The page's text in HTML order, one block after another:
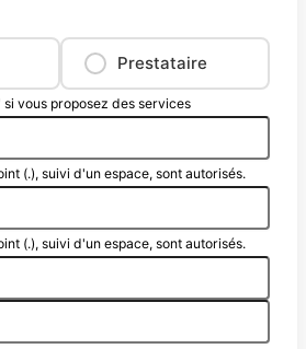
Prestataire
vous proposez des services
(.), suivi d'un espace, sont autorisés.
(.), suivi d'un espace, sont autorisés.